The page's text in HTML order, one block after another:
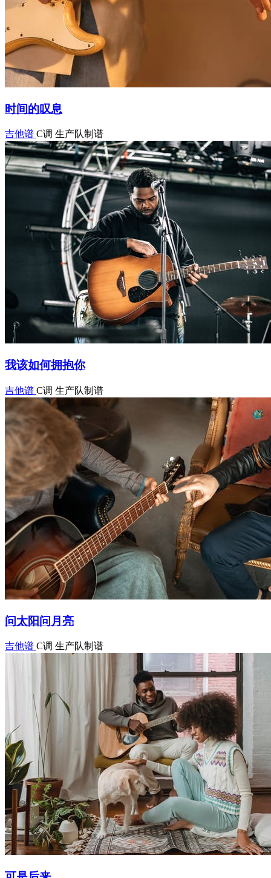
时间的叹息
吉他谱 C调 生产队制谱
我该如何拥抱你
吉他谱 C调 生产队制谱
问太阳问月亮
吉他谱 C调 生产队制谱